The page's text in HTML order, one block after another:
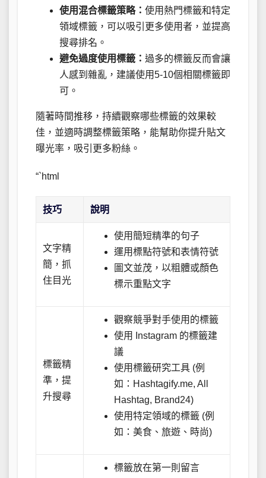
使用混合標籤策略： 使用熱門標籤和特定
領域標籤，可以吸引更多使用者，並提高
搜尋排名。
避免過度使用標籤： 過多的標籤反而會讓
人感到雜亂，建議使用5-10個相關標籤即
可。
隨著時間推移，持續觀察哪些標籤的效果較
佳，並適時調整標籤策略，能幫助你提升貼文
曝光率，吸引更多粉絲。
“`html
技巧 說明
文字精
簡，抓
住目光
使用簡短精準的句子
運用標點符號和表情符號
圖文並茂，以粗體或顏色
標示重點文字
標籤精
準，提
升搜尋
觀察競爭對手使用的標籤
使用 Instagram 的標籤建
議
使用標籤研究工具 (例
如：Hashtagify.me, All
Hashtag, Brand24)
使用特定領域的標籤 (例
如：美食、旅遊、時尚)
標籤放在第一則留言